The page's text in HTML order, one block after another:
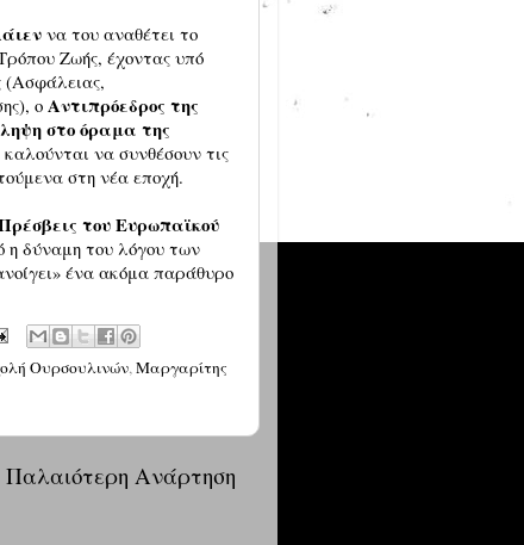
να του αναθέτει το
Ζωής, έχοντας υπό
(Ασφάλειας,
ο Αντιπρόεδρος της
στο όραμα της
καλούνται να συνθέσουν τις
στη νέα εποχή.
του Ευρωπαϊκού
η δύναμη του λόγου των
ένα ακόμα παράθυρο
Ουρσουλινών, Μαργαρίτης
Παλαιότερη Ανάρτηση